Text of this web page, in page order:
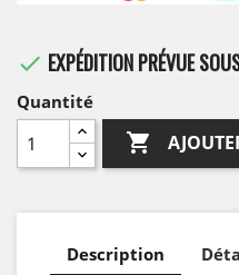
 EXPÉDITION PRÉVUE
Quantité

Description